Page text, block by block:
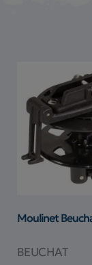
Moulinet
BEUCHAT